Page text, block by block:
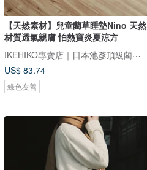
【天然素材】兒童藺草睡墊Nino 天然
材質透氣親膚 怕熱寶炎夏涼方
IKEHIKO專賣店｜日本池彥頂級藺草製品｜讓生活與自然更靠近
US$ 83.74
綠色友善